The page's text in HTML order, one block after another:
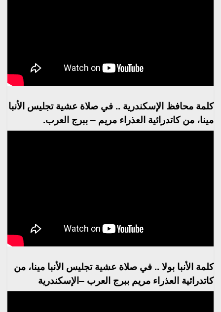
كلمة محافظ الإسكندرية .. في صلاة عشية تجليس الأنبا
مينا، من كاتدرائية العذراء مريم – ببرج العرب.
كلمة الأنبا بولا .. في صلاة عشية تجليس الأنبا مينا، من
كاتدرائية العذراء مريم ببرج العرب –الإسكندرية